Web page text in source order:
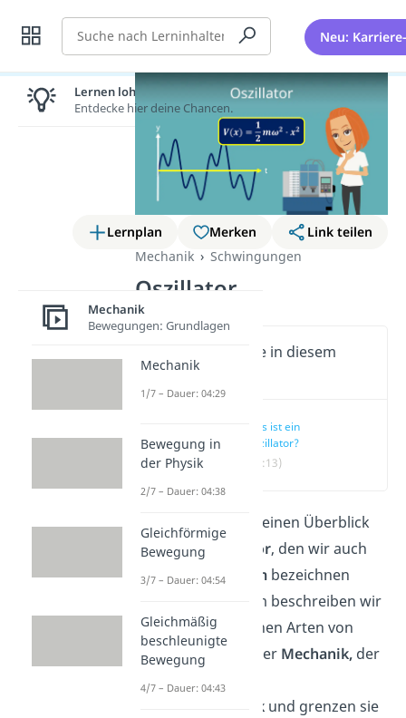
Suche Neu:
Lernplan Merken
Link teilen
Mechanik
Schwingungen
Oszillator
Wichtige Inhalte in diesem
Video
Was ist ein
Oszillator?
(00:13)
Dieser Artikel gibt einen Überblick
über denOszillator, den wir auch
als Schwingsystembezeichnen
können. Außerdem beschreiben wir
dir die verschiedenen Arten von
Oszillatoren
aus der Mechanik,der
Elektrik
und der
Quantenmechanikund grenzen sie
Lernen lohnt sich!
Entdecke hier deine Chancen.
Mechanik
Bewegungen: Grundlagen
Mechanik
1/7 – Dauer: 04:29
Bewegung in
der Physik
2/7 – Dauer: 04:38
Gleichförmige
Bewegung
3/7 – Dauer: 04:54
Gleichmäßig
beschleunigte
Bewegung
4/7 – Dauer: 04:43